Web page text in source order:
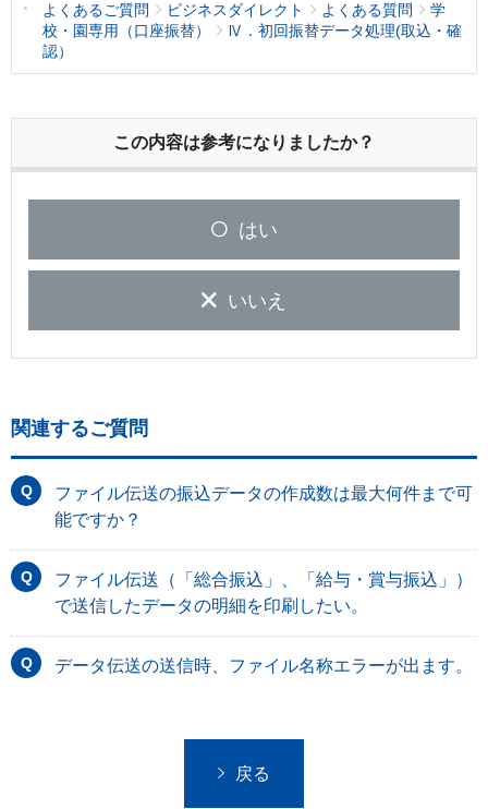
よくあるご質問
ビジネスダイレクト よくある質問
学
校・園専用（口座振替）
Ⅳ．初回振替データ処理(取込・確
認）
この内容は参考になりましたか？
はい
いいえ
関連するご質問
ファイル伝送の振込データの作成数は最大何件まで可
能ですか？
ファイル伝送（「総合振込」、「給与・賞与振込」）
で送信したデータの明細を印刷したい。
データ伝送の送信時、ファイル名称エラーが出ます。
戻る